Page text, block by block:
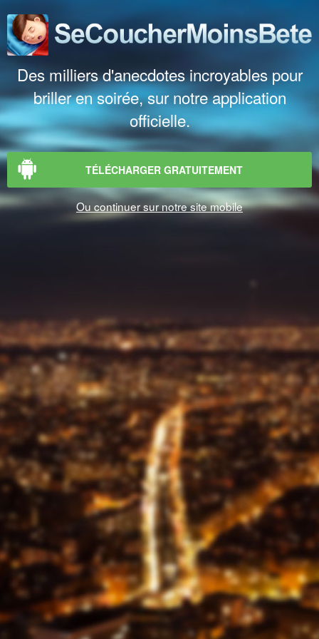
Des milliers d'anecdotes incroyables pour
briller en soirée, sur notre application
officielle.
TÉLÉCHARGER GRATUITEMENT
Ou continuer sur notre site mobile